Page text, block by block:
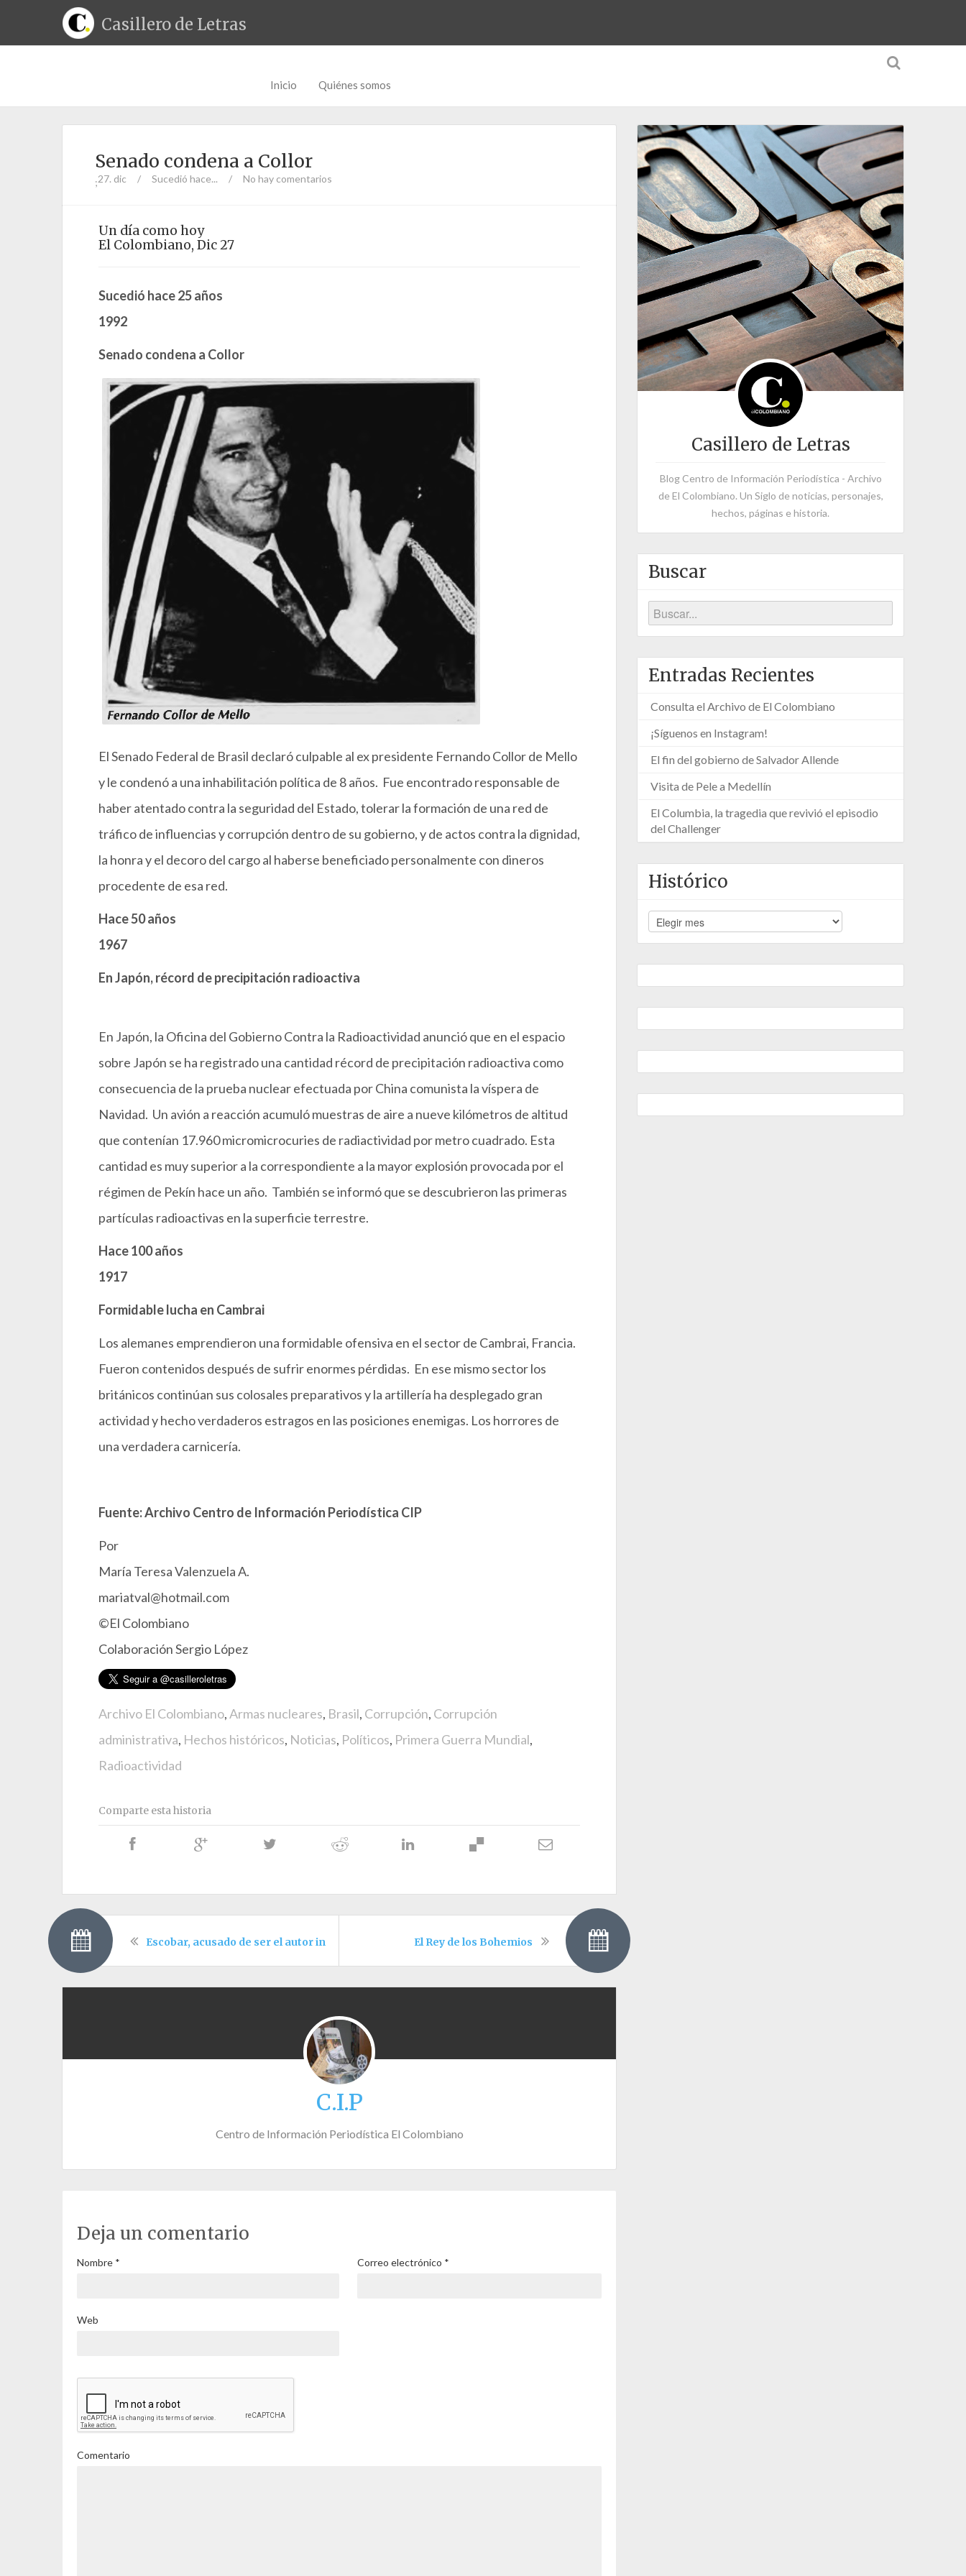
Casillero de Letras
Inicio Quiénes somos
Senado condena a Collor
;27. dic / Sucedió hace... / No hay comentarios
Un día como hoy
El Colombiano, Dic 27
Sucedió hace 25 años
1992
Senado condena a Collor
El Senado Federal de Brasil declaró culpable al ex presidente Fernando Collor de Mello
y le condenó a una inhabilitación política de 8 años. Fue encontrado responsable de
haber atentado contra la seguridad del Estado, tolerar la formación de una red de
tráfico de influencias y corrupción dentro de su gobierno, y de actos contra la dignidad,
la honra y el decoro del cargo al haberse beneficiado personalmente con dineros
procedente de esa red.
Hace 50 años
1967
En Japón, récord de precipitación radioactiva
En Japón, la Oficina del Gobierno Contra la Radioactividad anunció que en el espacio
sobre Japón se ha registrado una cantidad récord de precipitación radioactiva como
consecuencia de la prueba nuclear efectuada por China comunista la víspera de
Navidad. Un avión a reacción acumuló muestras de aire a nueve kilómetros de altitud
que contenían 17.960 micromicrocuries de radiactividad por metro cuadrado. Esta
cantidad es muy superior a la correspondiente a la mayor explosión provocada por el
régimen de Pekín hace un año. También se informó que se descubrieron las primeras
partículas radioactivas en la superficie terrestre.
Hace 100 años
1917
Formidable lucha en Cambrai
Los alemanes emprendieron una formidable ofensiva en el sector de Cambrai, Francia.
Fueron contenidos después de sufrir enormes pérdidas. En ese mismo sector los
británicos continúan sus colosales preparativos y la artillería ha desplegado gran
actividad y hecho verdaderos estragos en las posiciones enemigas. Los horrores de
una verdadera carnicería.
Fuente: Archivo Centro de Información Periodística CIP
Por
María Teresa Valenzuela A.
mariatval@hotmail.com
©El Colombiano
Colaboración Sergio López
Archivo El Colombiano,Armas nucleares, Brasil, Corrupción, Corrupción
administrativa, Hechos históricos, Noticias, Políticos, Primera Guerra Mundial,
Radioactividad
Comparte esta historia
Escobar, acusado de ser el autor intelectual El Rey de los Bohemios
C.I.P
Centro de Información Periodística El Colombiano
Deja un comentario
Nombre * Correo electrónico *
Web
Comentario
Casillero de Letras
Blog Centro de Información Periodística - Archivo
de El Colombiano. Un Siglo de noticias, personajes,
hechos, páginas e historia.
Buscar
Entradas Recientes
Consulta el Archivo de El Colombiano
¡Síguenos en Instagram!
El fin del gobierno de Salvador Allende
Visita de Pele a Medellín
El Columbia, la tragedia que revivió el episodio
del Challenger
Histórico